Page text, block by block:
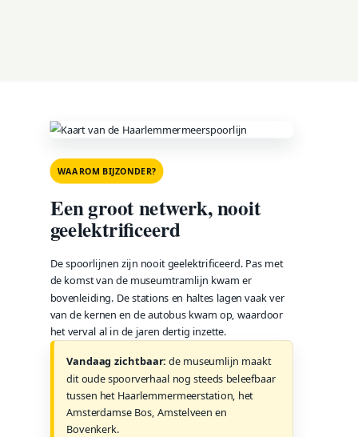
WAAROM BIJZONDER?
Een groot netwerk, nooit
geelektrificeerd
De spoorlijnen zijn nooit geelektrificeerd. Pas met
de komst van de museumtramlijn kwam er
bovenleiding. De stations en haltes lagen vaak ver
van de kernen en de autobus kwam op, waardoor
het verval al in de jaren dertig inzette.
Vandaag zichtbaar: de museumlijn maakt
dit oude spoorverhaal nog steeds beleefbaar
tussen het Haarlemmermeerstation, het
Amsterdamse Bos, Amstelveen en
Bovenkerk.